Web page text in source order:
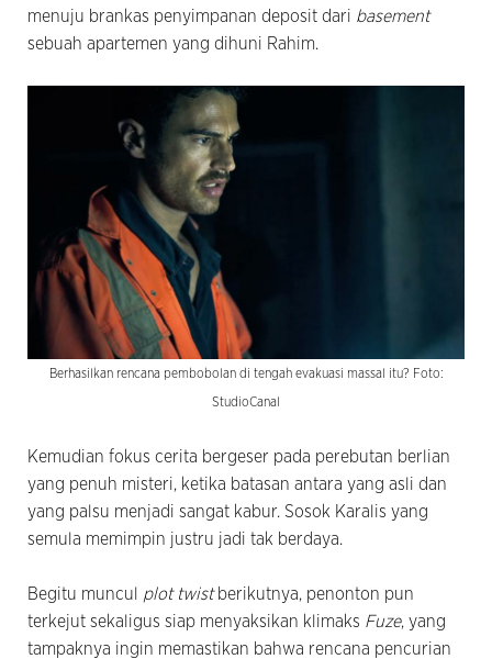
menuju brankas penyimpanan deposit dari basement
sebuah apartemen yang dihuni Rahim.
Berhasilkan rencana pembobolan di tengah evakuasi massal itu? Foto:
StudioCanal
Kemudian fokus cerita bergeser pada perebutan berlian
yang penuh misteri, ketika batasan antara yang asli dan
yang palsu menjadi sangat kabur. Sosok Karalis yang
semula memimpin justru jadi tak berdaya.
Begitu muncul plot twistberikutnya, penonton pun
terkejut sekaligus siap menyaksikan klimaks Fuze, yang
tampaknya ingin memastikan bahwa rencana pencurian